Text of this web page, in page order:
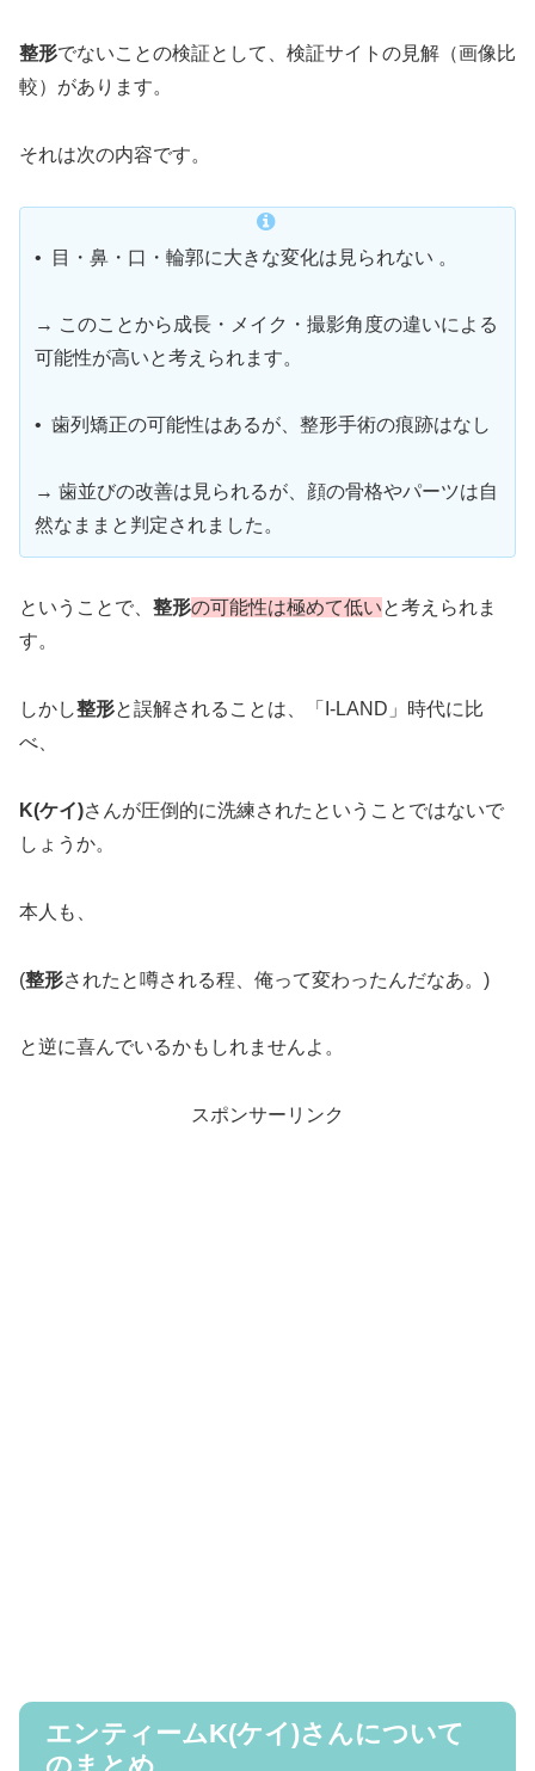
整形でないことの検証として、検証サイトの見解（画像比
較）があります。
それは次の内容です。
• 目・鼻・口・輪郭に大きな変化は見られない 。
→ このことから成長・メイク・撮影角度の違いによる
可能性が高いと考えられます。
• 歯列矯正の可能性はあるが、整形手術の痕跡はなし
→ 歯並びの改善は見られるが、顔の骨格やパーツは自
然なままと判定されました。
ということで、 整形の可能性は極めて低いと考えられま
す。
しかし整形と誤解されることは、「I-LAND」時代に比
べ、
K(ケイ)さんが圧倒的に洗練されたということではないで
しょうか。
本人も、
(整形されたと噂される程、俺って変わったんだなあ。)
と逆に喜んでいるかもしれませんよ。
スポンサーリンク
エンティームK(ケイ)さんについて